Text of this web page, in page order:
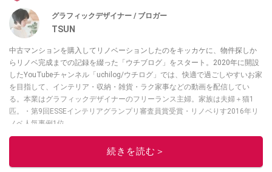
グラフィックデザイナー / ブロガー
TSUN
中古マンションを購入してリノベーションしたのをキッカケに、物件探しか
らリノベ完成までの記録を綴った「ウチブログ」をスタート。2020年に開設
したYouTubeチャンネル「uchilog/ウチログ」では、快適で過ごしやすいお家
を目指して、インテリア・収納・雑貨・ラク家事などの動画を配信してい
る。本業はグラフィックデザイナーのフリーランス主婦。家族は夫婦＋猫1
匹。・第9回ESSEインテリアグランプリ審査員賞受賞・リノベりす2016年リ
ノベ人気事例1位
続きを読む＞